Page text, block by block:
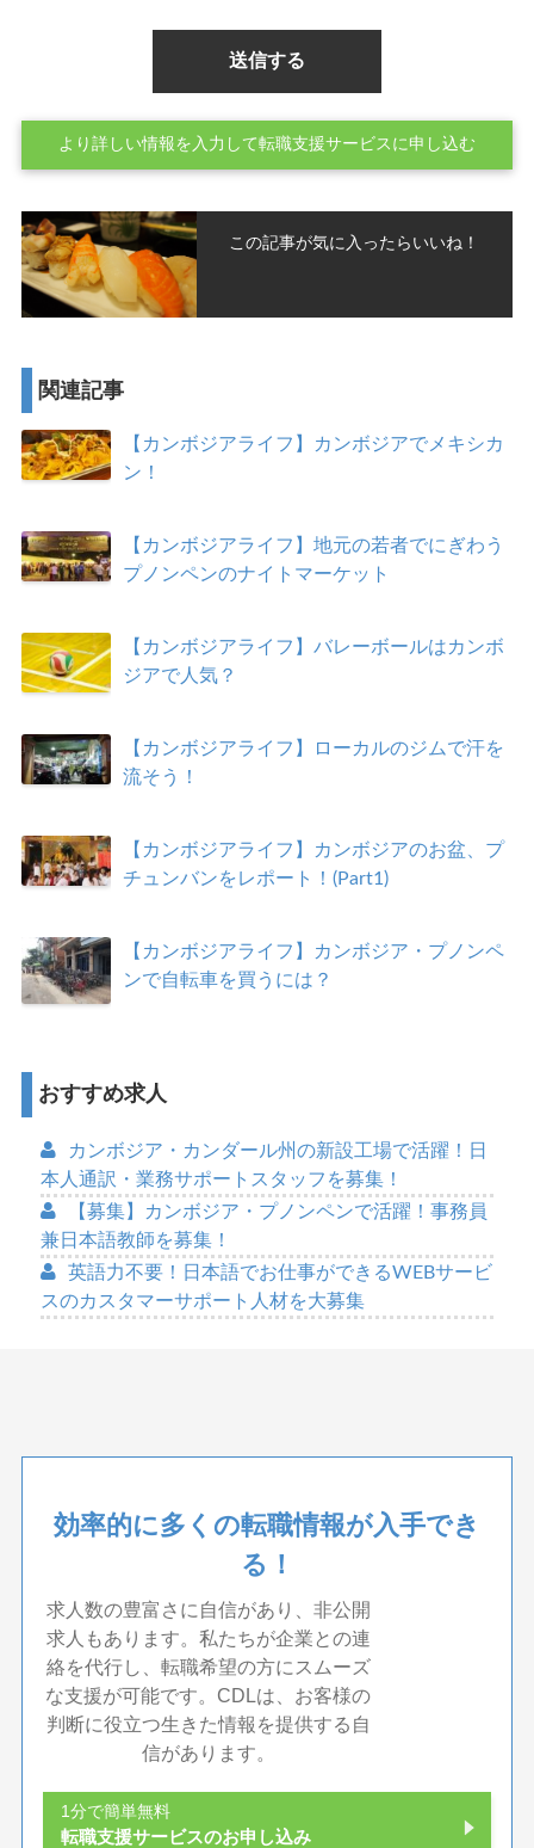
より詳しい情報を入力して転職支援サービスに申し込む
この記事が気に入ったらいいね！
関連記事
【カンボジアライフ】カンボジアでメキシカ
ン！
【カンボジアライフ】地元の若者でにぎわう
プノンペンのナイトマーケット
【カンボジアライフ】バレーボールはカンボ
ジアで人気？
【カンボジアライフ】ローカルのジムで汗を
流そう！
【カンボジアライフ】カンボジアのお盆、プ
チュンバンをレポート！(Part1)
【カンボジアライフ】カンボジア・プノンペ
ンで自転車を買うには？
おすすめ求人
カンボジア・カンダール州の新設工場で活躍！日
本人通訳・業務サポートスタッフを募集！
【募集】カンボジア・プノンペンで活躍！事務員
兼日本語教師を募集！
英語力不要！日本語でお仕事ができるWEBサービ
スのカスタマーサポート人材を大募集
効率的に多くの転職情報が入手でき
る！
求人数の豊富さに自信があり、非公開
求人もあります。私たちが企業との連
絡を代行し、転職希望の方にスムーズ
な支援が可能です。CDLは、お客様の
判断に役立つ生きた情報を提供する自
信があります。
1分で簡単無料
転職支援サービスのお申し込み